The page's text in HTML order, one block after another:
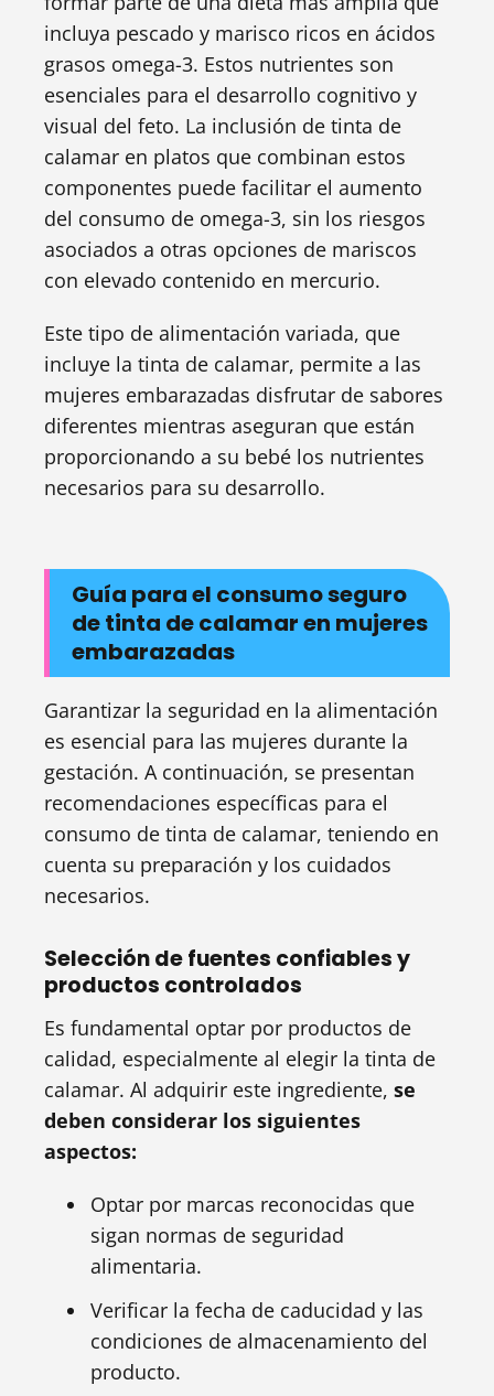
incluya pescado y marisco ricos en ácidos
grasos omega-3. Estos nutrientes son
esenciales para el desarrollo cognitivo y
visual del feto. La inclusión de tinta de
calamar en platos que combinan estos
componentes puede facilitar el aumento
del consumo de omega-3, sin los riesgos
asociados a otras opciones de mariscos
con elevado contenido en mercurio.
Este tipo de alimentación variada, que
incluye la tinta de calamar, permite a las
mujeres embarazadas disfrutar de sabores
diferentes mientras aseguran que están
proporcionando a su bebé los nutrientes
necesarios para su desarrollo.
Guía para el consumo seguro
de tinta de calamar en mujeres
embarazadas
Garantizar la seguridad en la alimentación
es esencial para las mujeres durante la
gestación. A continuación, se presentan
recomendaciones específicas para el
consumo de tinta de calamar, teniendo en
cuenta su preparación y los cuidados
necesarios.
Selección de fuentes confiables y
productos controlados
Es fundamental optar por productos de
calidad, especialmente al elegir la tinta de
calamar. Al adquirir este ingrediente, se
deben considerar los siguientes
aspectos:
Optar por marcas reconocidas que
sigan normas de seguridad
alimentaria.
Verificar la fecha de caducidad y las
condiciones de almacenamiento del
producto.